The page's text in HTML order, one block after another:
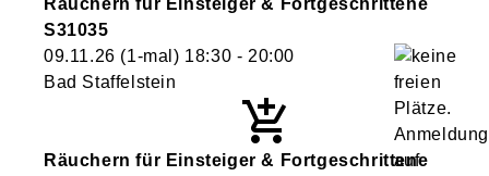
Räuchern für Einsteiger & Fortgeschrittene
S31035
09.11.26 (1-mal) 18:30 - 20:00
Bad Staffelstein
Räuchern für Einsteiger & Fortgeschrittene